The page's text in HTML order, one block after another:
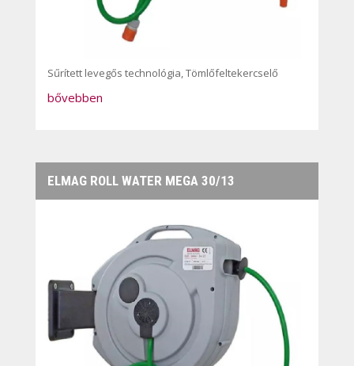
Sűrített levegős technológia,Tömlőfeltekercselő
bővebben
ELMAG ROLL WATER MEGA 30/13